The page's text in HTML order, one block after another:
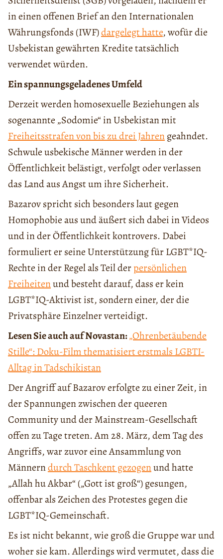
in einen offenen Brief an den Internationalen
Währungsfonds (IWF)dargelegt hatte, wofür die
Usbekistan gewährten Kredite tatsächlich
verwendet würden.
Ein spannungsgeladenes Umfeld
Derzeit werden homosexuelle Beziehungen als
sogenannte „Sodomie“ in Usbekistan mit
Freiheitsstrafen von bis zu drei Jahrengeahndet.
Schwule usbekische Männer werden in der
Öffentlichkeit belästigt, verfolgt oder verlassen
das Land aus Angst um ihre Sicherheit.
Bazarov spricht sich besonders laut gegen
Homophobie aus und äußert sich dabei in Videos
und in der Öffentlichkeit kontrovers. Dabei
formuliert er seine Unterstützung für LGBT*IQ-
Rechte in der Regel als Teil derpersönlichen
Freiheitenund besteht darauf, dass er kein
LGBT*IQ-Aktivist ist, sondern einer, der die
Privatsphäre Einzelner verteidigt.
Lesen Sie auch auf Novastan:„Ohrenbetäubende
Stille“: Doku-Film thematisiert erstmals LGBTI-
Alltag in Tadschikistan
Der Angriff auf Bazarov erfolgte zu einer Zeit, in
der Spannungen zwischen der queeren
Community und der Mainstream-Gesellschaft
offen zu Tage treten. Am 28. März, dem Tag des
Angriffs, war zuvor eine Ansammlung von
Männerndurch Taschkent gezogenund hatte
„Allah hu Akbar“ („Gott ist groß“) gesungen,
offenbar als Zeichen des Protestes gegen die
LGBT*IQ-Gemeinschaft.
Es ist nicht bekannt, wie groß die Gruppe war und
woher sie kam. Allerdings wird vermutet, dass die